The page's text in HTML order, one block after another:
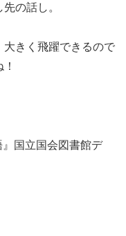
の話し。
きく飛躍できるので
』国立国会図書館デ